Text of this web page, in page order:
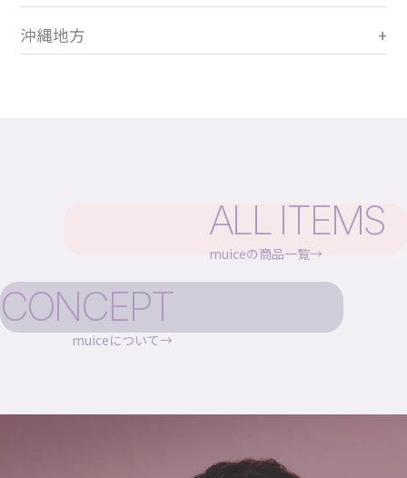
沖縄地方
ALL ITEMS
muiceの商品一覧
CONCEPT
muiceについて